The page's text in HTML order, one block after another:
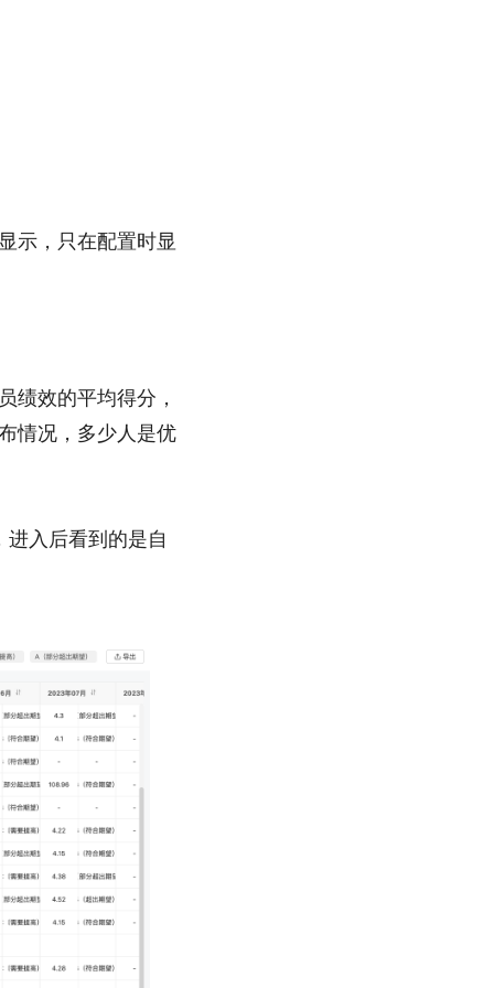
示，只在配置时显
绩效的平均得分，
情况，多少人是优
入后看到的是自